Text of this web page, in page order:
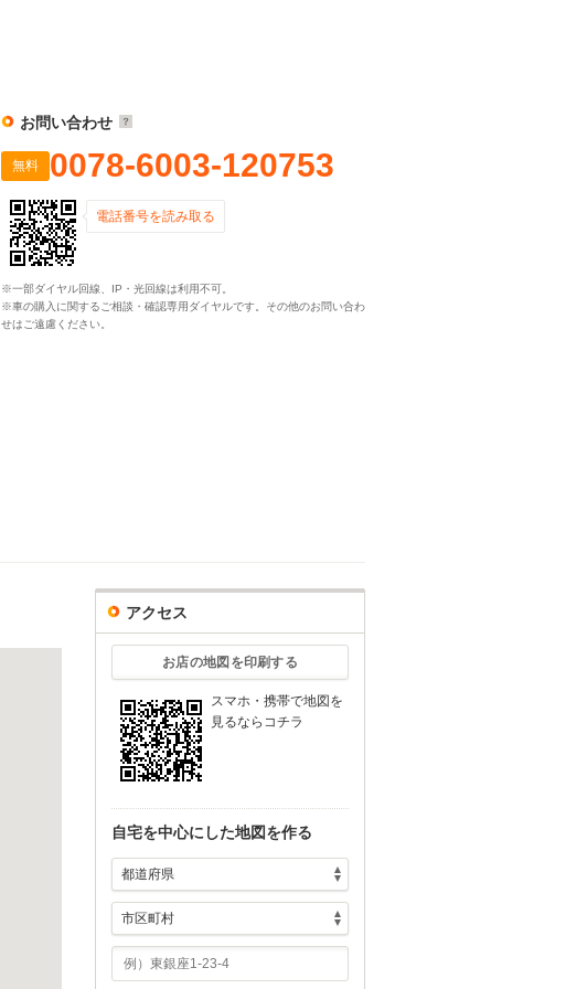
お問い合わせ
無料 0078-6003-120753
電話番号を読み取る
※一部ダイヤル回線、IP・光回線は利用不可。
※車の購入に関するご相談・確認専用ダイヤルです。その他のお問い合わ
せはご遠慮ください。
アクセス
お店の地図を印刷する
スマホ・携帯で地図を
見るならコチラ
自宅を中心にした地図を作る